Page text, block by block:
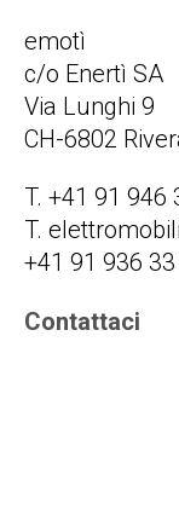
emotì
c/o Enertì SA
Via Lunghi 9
CH-6802
T. +41 91 946
T.
+41 91 936
Contattaci